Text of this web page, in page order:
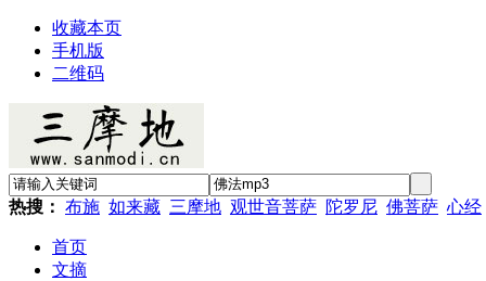
收藏本页
手机版
二维码
热搜： 布施 如来藏 三摩地 观世音菩萨 陀罗尼 佛菩萨 心经
首页
文摘